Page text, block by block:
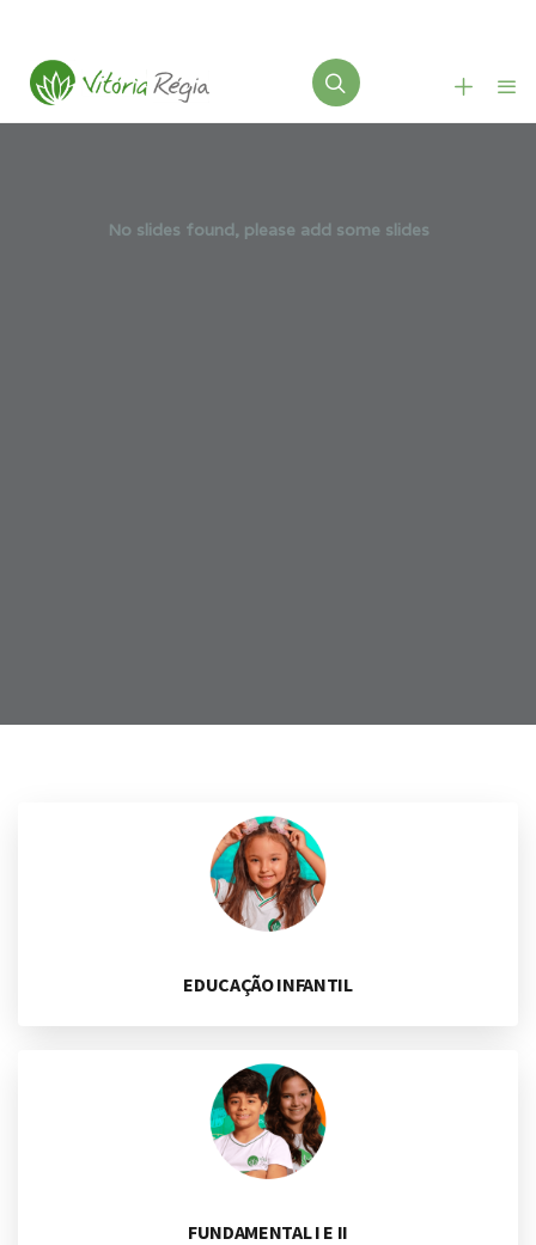
No slides found, please add some slides
EDUCAÇÃO INFANTIL
FUNDAMENTAL I E II